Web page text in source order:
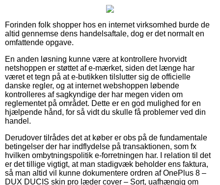
Forinden folk shopper hos en internet virksomhed burde de
altid gennemse dens handelsaftale, dog er det normalt en
omfattende opgave.
En anden løsning kunne være at kontrollere hvorvidt
netshoppen er støttet af e-mærket, siden det længe har
været et tegn på at e-butikken tilslutter sig de officielle
danske regler, og at internet webshoppen løbende
kontrolleres af sagkyndige der har megen viden om
reglementet på området. Dette er en god mulighed for en
hjælpende hånd, for så vidt du skulle få problemer ved din
handel.
Derudover tilrådes det at køber er obs på de fundamentale
betingelser der har indflydelse på transaktionen, som fx
hvilken ombytningspolitik e-forretningen har. I relation til det
er det tillige vigtigt, at man stadigvæk beholder ens faktura,
så man altid vil kunne dokumentere ordren af OnePlus 8 –
DUX DUCIS skin pro læder cover – Sort, uafhængig om